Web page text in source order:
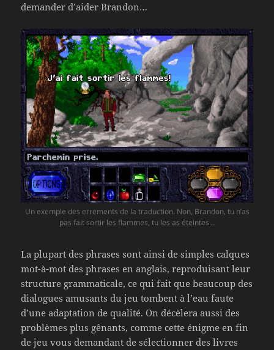
demander d’aider Brandon…
Un exemple des errements de la traduction. Non, Brandon, tu n’as
pas fait sortir les flammes, tu les as éteintes…
La plupart des phrases sont ainsi de simples calques
mot-à-mot des phrases en anglais, reproduisant leur
structure grammaticale, ce qui fait que beaucoup des
dialogues amusants du jeu tombent à l’eau faute
d’une adaptation de qualité. On décèlera aussi des
problèmes plus gênants, comme cette énigme en fin
de jeu vous demandant de sélectionner des livres